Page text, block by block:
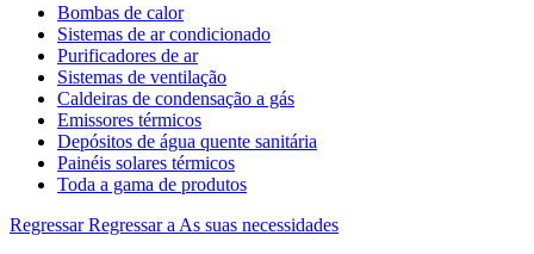
Bombas de calor
Sistemas de ar condicionado
Purificadores de ar
Sistemas de ventilação
Caldeiras de condensação a gás
Emissores térmicos
Depósitos de água quente sanitária
Painéis solares térmicos
Toda a gama de produtos
Regressar Regressar a As suas necessidades